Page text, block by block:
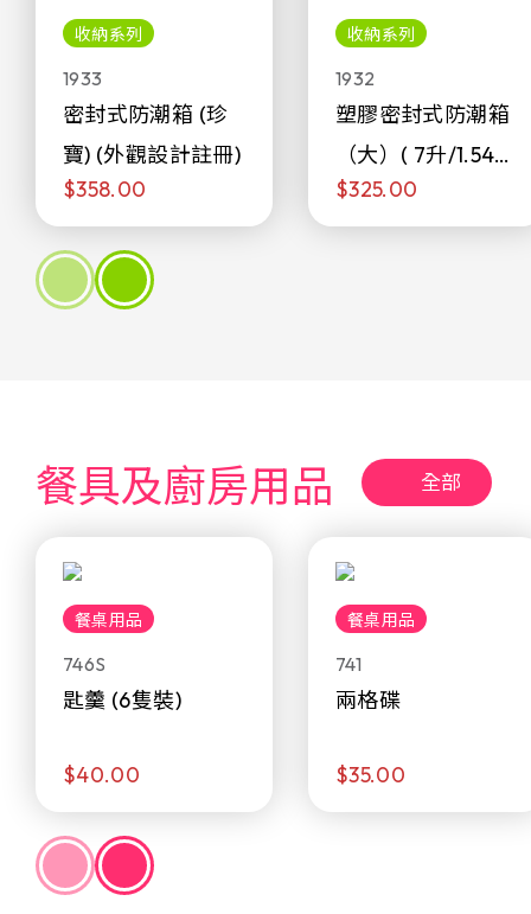
收納系列
1933
密封式防潮箱 (珍
寶) (外觀設計註冊)
$358.00
收納系列
1932
塑膠密封式防潮箱
（大）( 7升/1.54加
侖)
$325.00
餐具及廚房用品 全部
餐桌用品
746S
匙羹 (6隻裝)
$40.00
餐桌用品
741
兩格碟
$35.00